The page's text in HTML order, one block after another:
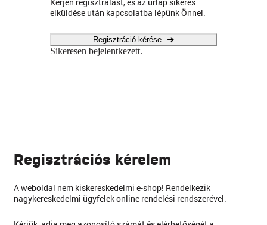
elküldése után kapcsolatba lépünk Önnel.
Regisztráció kérése
Sikeresen bejelentkezett.
Regisztrációs kérelem
A weboldal nem kiskereskedelmi e-shop! Rendelkezik
nagykereskedelmi ügyfelek online rendelési rendszerével.